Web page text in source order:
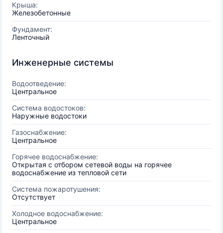
Крыша:
Железобетонные
Фундамент:
Ленточный
Инженерные системы
Водоотведение:
Центральное
Система водостоков:
Наружные водостоки
Газоснабжение:
Центральное
Горячее водоснабжение:
Открытая с отбором сетевой воды на горячее
водоснабжение из тепловой сети
Система пожаротушения:
Отсутствует
Холодное водоснабжение:
Центральное